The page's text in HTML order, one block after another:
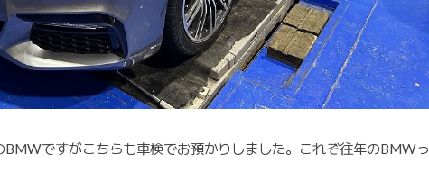
ですがこちらも車検でお預かりしました。これぞ往年のBMWっ